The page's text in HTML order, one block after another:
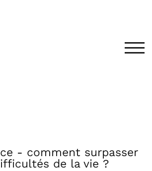
- comment surpasser
de la vie ?